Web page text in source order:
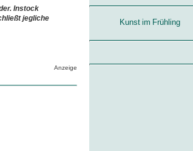
Kunst im Frühling
Instock
jegliche
Anzeige